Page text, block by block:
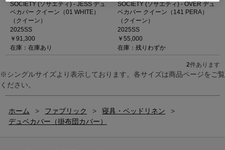
SOCIETY (ソサエティ) - JESS デュ
ベカバー クイーン（01 WHITE）
（クイーン）
2025SS
￥91,300
在庫：在庫あり
SOCIETY (ソサエティ) - OVER デュ
ベカバー クイーン（141 PERA）
（クイーン）
2025SS
￥55,000
在庫：残りわずか
2件あります
※シングルサイズより表示しております。各サイズは商品ページをご覧
ください。
ホーム > ファブリック > 寝具・ベッドリネン
>
デュベカバー（掛布団カバー）